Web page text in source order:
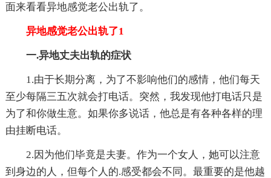
面来看看异地感觉老公出轨了。
异地感觉老公出轨了1
一.异地丈夫出轨的症状
1.由于长期分离，为了不影响他们的感情，他们每天
至少每隔三五次就会打电话。突然，我发现他打电话只是
为了和你做生意。如果你多说话，他总是有各种各样的理
由挂断电话。
2.因为他们毕竟是夫妻。作为一个女人，她可以注意
到身边的人，但每个人的.感受都会不同。最重要的是他越